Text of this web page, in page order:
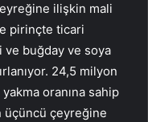
ilişkin mali
pirinçte ticari
ve buğday ve soya
24,5 milyon
oranına sahip
üçüncü çeyreğine